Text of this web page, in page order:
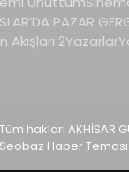
PAZAR
Akışları 2Yazarlar
hakları AKHİSAR
Seobaz Haber Teması